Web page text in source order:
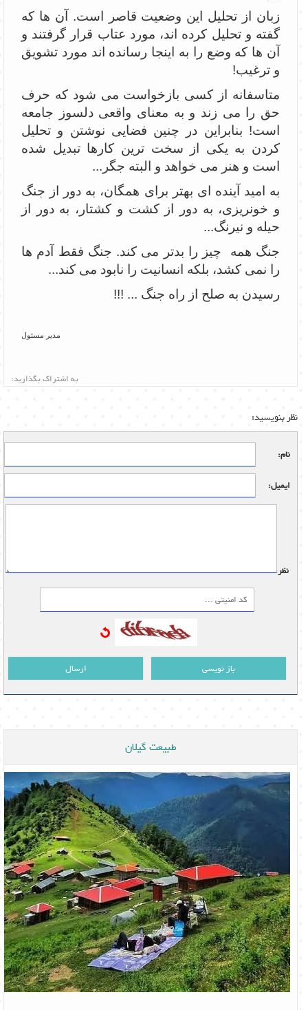
زبان از تحلیل این وضعیت قاصر است. آن ها که
گفته و تحلیل کرده اند، مورد عتاب قرار گرفتند و
آن ها که وضع را به اینجا رسانده اند مورد تشویق
و ترغیب!
متاسفانه از کسی بازخواست می شود که حرف
حق را می زند و به معنای واقعی دلسوز جامعه
است! بنابراین در چنین فضایی نوشتن و تحلیل
کردن به یکی از سخت ترین کارها تبدیل شده
است و هنر می خواهد و البته جگر...
به امید آینده ای بهتر برای همگان، به دور از جنگ
و خونریزی، به دور از کشت و کشتار، به دور از
حیله و نیرنگ...
جنگ همه چیز را بدتر می کند. جنگ فقط آدم ها
را نمی کشد، بلکه انسانیت را نابود می کند...
رسیدن به صلح از راه جنگ ... !!!
مدیر مسئول
به اشتراک بگذارید:
نظر بنویسید:
نام:
ایمیل:
نظر:
ارسال باز نویسی
طبیعت گیلان